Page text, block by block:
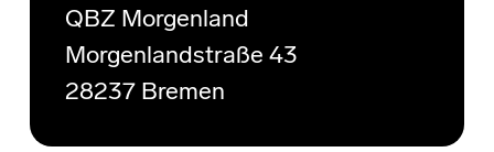
QBZ Morgenland
Morgenlandstraße 43
28237 Bremen